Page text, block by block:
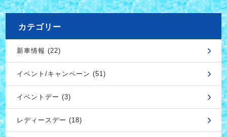
カテゴリー
新車情報 (22)
イベント/キャンペーン (51)
イベントデー (3)
レディースデー (18)